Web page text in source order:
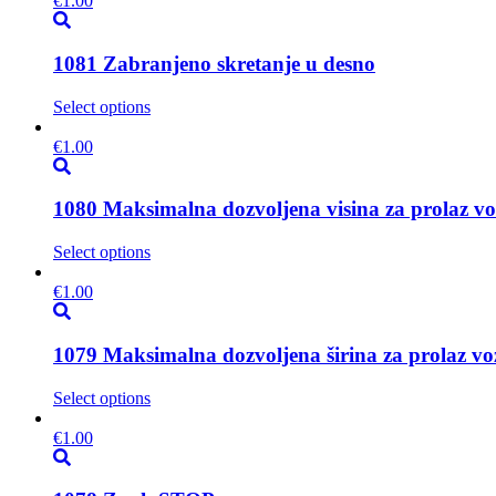
1081 Zabranjeno skretanje u desno
Select options
€1.00
1080 Maksimalna dozvoljena visina za prolaz
Select options
€1.00
1079 Maksimalna dozvoljena širina za prolaz
Select options
€1.00